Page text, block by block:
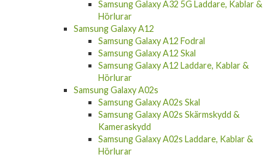
Samsung Galaxy A32 5G Laddare, Kablar &
Hörlurar
Samsung Galaxy A12
Samsung Galaxy A12 Fodral
Samsung Galaxy A12 Skal
Samsung Galaxy A12 Laddare, Kablar &
Hörlurar
Samsung Galaxy A02s
Samsung Galaxy A02s Skal
Samsung Galaxy A02s Skärmskydd &
Kameraskydd
Samsung Galaxy A02s Laddare, Kablar &
Hörlurar